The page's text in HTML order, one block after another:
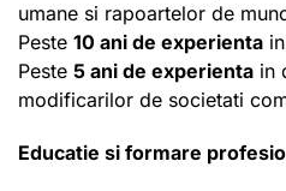
umane si rapoartelor de
Peste 10 ani de experienta
Peste 5 ani de experienta in
modificarilor de societati
Educatie si formare